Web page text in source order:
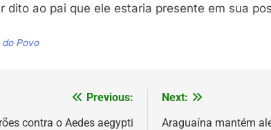
dito ao pai que ele estaria presente em sua
do Povo
Previous:
contra o Aedes aegypti
Next:
Araguaína mantém